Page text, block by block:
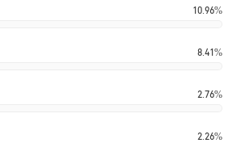
10.96%
8.41%
2.76%
2.26%